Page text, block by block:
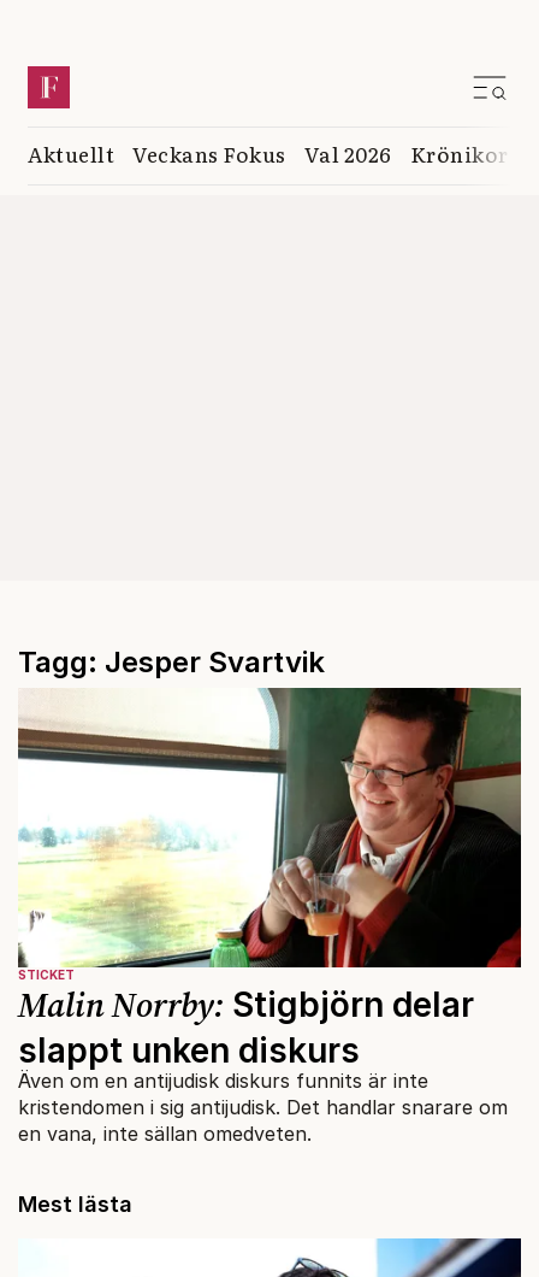
Aktuellt Veckans Fokus Val 2026 Krönikor
Tagg: Jesper Svartvik
STICKET
Malin Norrby: Stigbjörn delar
slappt unken diskurs
Även om en antijudisk diskurs funnits är inte
kristendomen i sig antijudisk. Det handlar snarare om
en vana, inte sällan omedveten.
Mest lästa